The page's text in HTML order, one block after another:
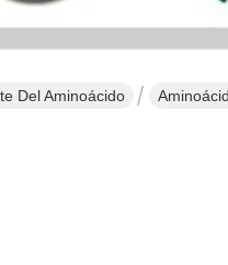
Del Aminoácido